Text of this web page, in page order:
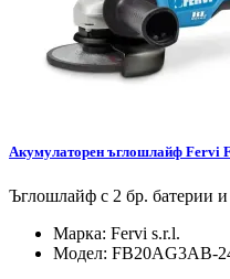
Акумулаторен ъглошлайф Fervi
Ъглошлайф с 2 бр. батерии
Марка: Fervi s.r.l.
Модел: FB20AG3AB-